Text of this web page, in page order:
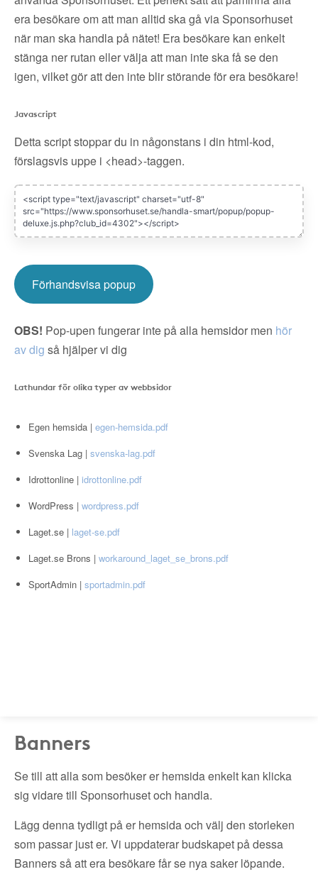
era besökare om att man alltid ska gå via Sponsorhuset
när man ska handla på nätet! Era besökare kan enkelt
stänga ner rutan eller välja att man inte ska få se den
igen, vilket gör att den inte blir störande för era besökare!
Javascript
Detta script stoppar du in någonstans i din html-kod,
förslagsvis uppe i <head>-taggen.
Förhandsvisa popup
OBS! Pop-upen fungerar inte på alla hemsidor men hör
av dig så hjälper vi dig
Lathundar för olika typer av webbsidor
Egen hemsida | egen-hemsida.pdf
Svenska Lag | svenska-lag.pdf
Idrottonline | idrottonline.pdf
WordPress | wordpress.pdf
Laget.se | laget-se.pdf
Laget.se Brons | workaround_laget_se_brons.pdf
SportAdmin | sportadmin.pdf
Banners
Se till att alla som besöker er hemsida enkelt kan klicka
sig vidare till Sponsorhuset och handla.
Lägg denna tydligt på er hemsida och välj den storleken
som passar just er. Vi uppdaterar budskapet på dessa
Banners så att era besökare får se nya saker löpande.